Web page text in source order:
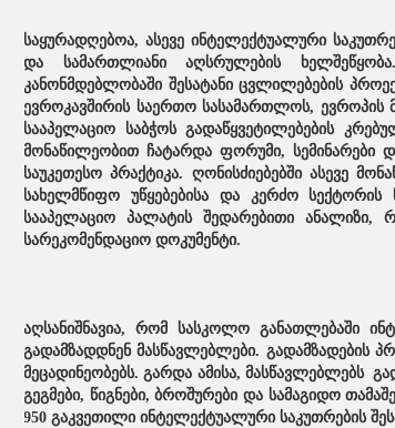
საყურადღებოა, ასევე ინტელექტუალური
და სამართლიანი აღსრულების
კანონმდებლობაში შესატანი ცვლილებების
ევროკავშირის საერთო სასამართლოს, ევროპის
სააპელაციო საბჭოს გადაწყვეტილებების
მონაწილეობით ჩატარდა ფორუმი, სემინარები
საუკეთესო პრაქტიკა. ღონისძიებებში ასევე
სახელმწიფო უწყებებისა და კერძო სექტორის
სააპელაციო პალატის შედარებითი ანალიზი,
სარეკომენდაციო დოკუმენტი.
აღსანიშნავია, რომ სასკოლო განათლებაში
გადამზადდნენ მასწავლებლები. გადამზადების
მეცადინეობებს. გარდა ამისა, მასწავლებლებს
გეგმები, წიგნები, ბროშურები და სამაგიდო
950 გაკვეთილი ინტელექტუალური საკუთრების